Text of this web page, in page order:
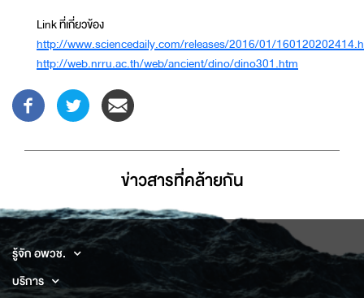
Link ที่เกี่ยวข้อง
http://www.sciencedaily.com/releases/2016/01/
http://web.nrru.ac.th/web/ancient/dino/dino301.htm
ข่าวสารที่่คล้ายกัน
รู้จัก อพวช.
บริการ